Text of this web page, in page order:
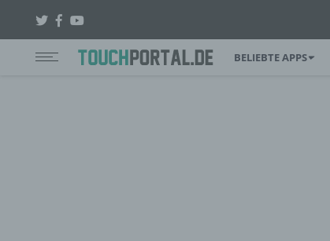
BELIEBTE APPS